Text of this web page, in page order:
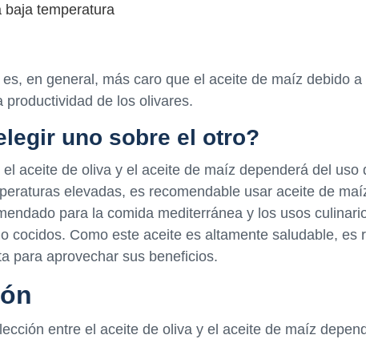
baja temperatura
en general, más caro que el aceite de maíz debido
productividad de los olivares.
uno sobre el otro?
aceite de oliva y el aceite de maíz dependerá del uso
elevadas, es recomendable usar aceite de
para la comida mediterránea y los usos
cocidos. Como este aceite es altamente saludable, es
para aprovechar sus beneficios.
entre el aceite de oliva y el aceite de maíz